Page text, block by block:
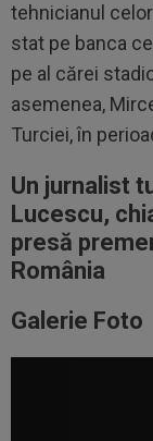
tehnicianul
stat pe banca
pe al cărei
asemenea,
Turciei, în
Un jurnalist
Lucescu,
presă
România
Galerie Foto